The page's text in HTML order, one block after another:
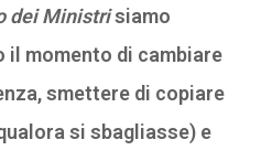
dei Ministrisiamo
momento di cambiare
smettere di copiare
si sbagliasse) e